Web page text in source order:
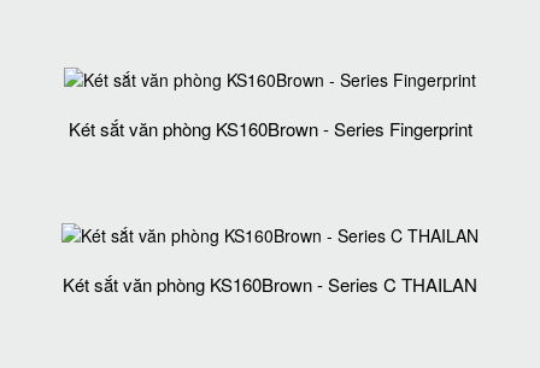
Két sắt văn phòng KS160Brown - Series Fingerprint
Két sắt văn phòng KS160Brown - Series C THAILAN